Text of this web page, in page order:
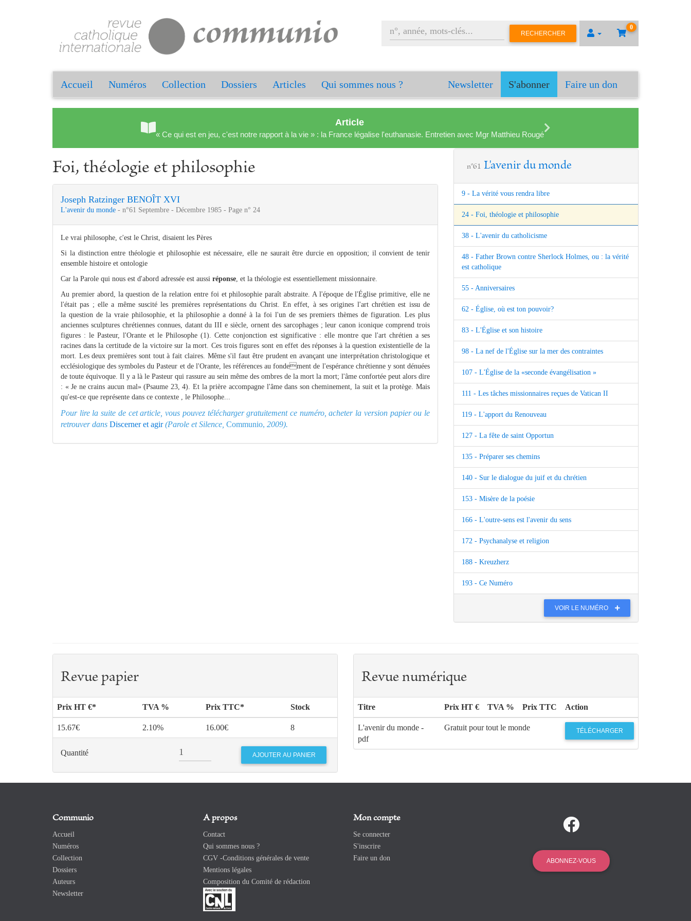
0
RECHERCHER
Accueil Numéros Collection Dossiers Articles Qui sommes nous ? Newsletter S'abonner Faire un don
Article
« Ce qui est en jeu, c'est notre rapport à la vie » : la France légalise l'euthanasie. Entretien avec Mgr Matthieu Rougé
Foi, théologie et philosophie
Joseph Ratzinger BENOÎT XVI
L'avenir du monde - n°61 Septembre - Décembre 1985 - Page n° 24
Le vrai philosophe, c'est le Christ, disaient les Pères
Si la distinction entre théologie et philosophie est nécessaire, elle ne saurait être durcie en opposition; il convient de tenir
ensemble histoire et ontologie
Car la Parole qui nous est d'abord adressée est aussi réponse, et la théologie est essentiellement missionnaire.
Au premier abord, la question de la relation entre foi et philosophie paraît abstraite. A l'époque de l'Église primitive, elle ne
l'était pas ; elle a même suscité les premières représentations du Christ. En effet, à ses origines l'art chrétien est issu de
la question de la vraie philosophie, et la philosophie a donné à la foi l'un de ses premiers thèmes de figuration. Les plus
anciennes sculptures chrétiennes connues, datant du III e siècle, ornent des sarcophages ; leur canon iconique comprend trois
figures : le Pasteur, l'Orante et le Philosophe (1). Cette conjonction est significative : elle montre que l'art chrétien a ses
racines dans la certitude de la victoire sur la mort. Ces trois figures sont en effet des réponses à la question existentielle de la
mort. Les deux premières sont tout à fait claires. Même s'il faut être prudent en avançant une interprétation christologique et
ecclésiologique des symboles du Pasteur et de l'Orante, les références au fondement de l'espérance chrétienne y sont dénuées
de toute équivoque. Il y a là le Pasteur qui rassure au sein même des ombres de la mort la mort; l'âme confortée peut alors dire
: « Je ne crains aucun mal» (Psaume 23, 4). Et la prière accompagne l'âme dans son cheminement, la suit et la protège. Mais
qu'est-ce que représente dans ce contexte , le Philosophe...
Pour lire la suite de cet article, vous pouvez télécharger gratuitement ce numéro, acheter la version papier ou le
retrouver dans Discerner et agir (Parole et Silence, Communio, 2009).
n°61 L'avenir du monde
9 - La vérité vous rendra libre
24 - Foi, théologie et philosophie
38 - L'avenir du catholicisme
48 - Father Brown contre Sherlock Holmes, ou : la vérité
est catholique
55 - Anniversaires
62 - Église, où est ton pouvoir?
83 - L'Église et son histoire
98 - La nef de l'Église sur la mer des contraintes
107 - L'Église de la «seconde évangélisation »
111 - Les tâches missionnaires reçues de Vatican II
119 - L'apport du Renouveau
127 - La fête de saint Opportun
135 - Préparer ses chemins
140 - Sur le dialogue du juif et du chrétien
153 - Misère de la poésie
166 - L'outre-sens est l'avenir du sens
172 - Psychanalyse et religion
188 - Kreuzherz
193 - Ce Numéro
VOIR LE NUMÉRO
Revue papier
Prix HT €* TVA % Prix TTC* Stock
15.67€ 2.10% 16.00€ 8
Quantité
Revue numérique
Titre Prix HT € TVA % Prix TTC Action
L'avenir du monde -
pdf
Gratuit pour tout le monde TÉLÉCHARGER
Communio
Accueil
Numéros
Collection
Dossiers
Auteurs
Newsletter
A propos
Contact
Qui sommes nous ?
CGV -Conditions générales de vente
Mentions légales
Composition du Comité de rédaction
Mon compte
Se connecter
S'inscrire
Faire un don
ABONNEZ-VOUS